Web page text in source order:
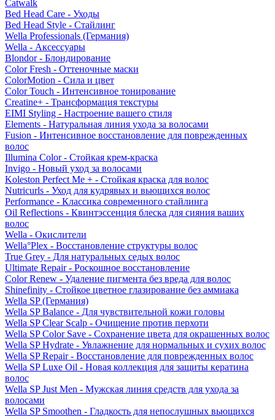
Catwalk
Bed Head Care - Уходы
Bed Head Style - Стайлинг
Wella Professionals (Германия)
Wella - Аксессуары
Blondor - Блондирование
Color Fresh - Оттеночные маски
ColorMotion - Сила и цвет
Color Touch - Интенсивное тонирование
Creatine+ - Трансформация текстуры
EIMI Styling - Настроение вашего стиля
Elements - Натуральная линия ухода за волосами
Fusion - Интенсивное восстановление для поврежденных
волос
Illumina Color - Стойкая крем-краска
Invigo - Новый уход за волосами
Koleston Perfect Me + - Стойкая краска для волос
Nutricurls - Уход для кудрявых и вьющихся волос
Performance - Классика современного стайлинга
Oil Reflections - Квинтэссенция блеска для сияния ваших
волос
Wella - Окислители
Wella°Plex - Восстановление структуры волос
True Grey - Для натуральных седых волос
Ultimate Repair - Роскошное восстановление
Color Renew - Удаление пигмента без вреда для волос
Shinefinity - Стойкое цветное глазирование без аммиака
Wella SP (Германия)
Wella SP Balance - Для чувствительной кожи головы
Wella SP Clear Scalp - Очищение против перхоти
Wella SP Color Save - Сохранение цвета для окрашенных волос
Wella SP Hydrate - Увлажнение для нормальных и сухих волос
Wella SP Repair - Восстановление для поврежденных волос
Wella SP Luxe Oil - Новая коллекция для защиты кератина
волос
Wella SP Just Men - Мужская линия средств для ухода за
волосами
Wella SP Smoothen - Гладкость для непослушных вьющихся